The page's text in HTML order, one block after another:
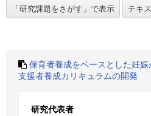
保育者養成をベースとした妊
支援者養成カリキュラムの開発
研究代表者